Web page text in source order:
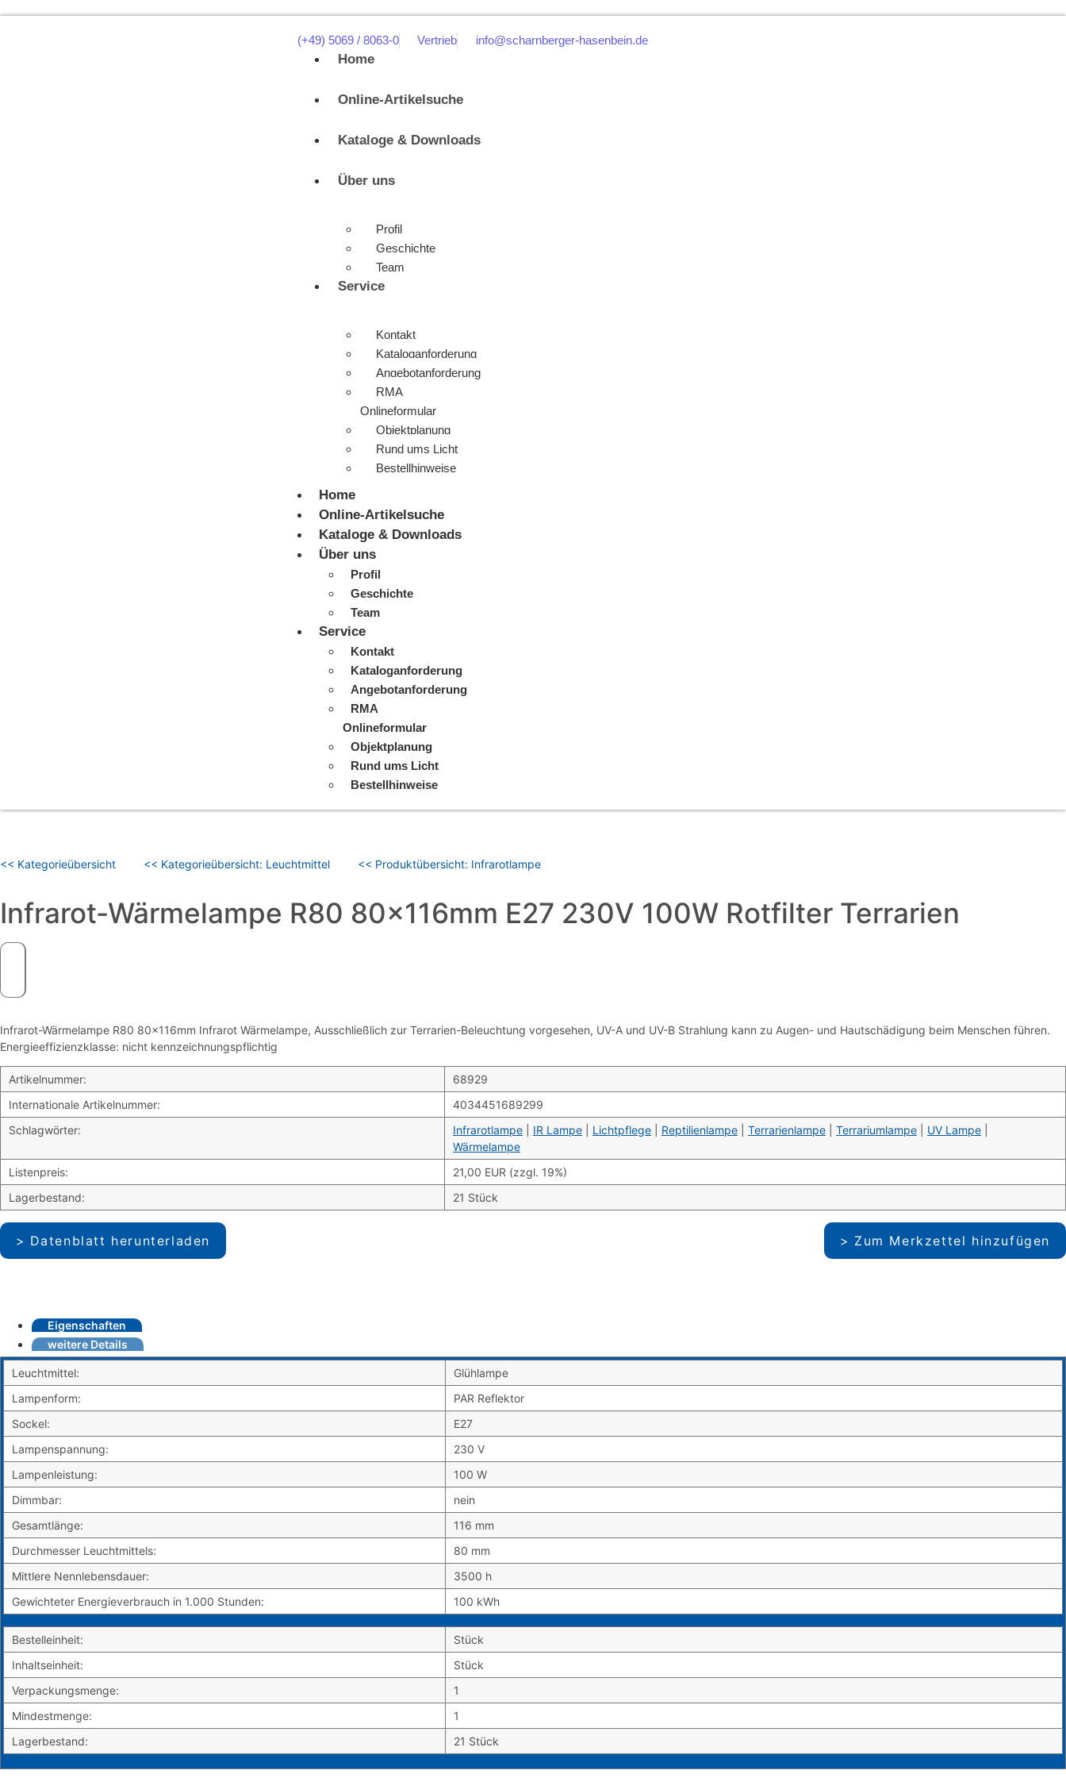
(+49) 5069 / 8063-0 Vertrieb info@scharnberger-hasenbein.de
Home
Online-Artikelsuche
Kataloge & Downloads
Über uns
Profil
Geschichte
Team
Service
Kontakt
Kataloganforderung
Angebotanforderung
RMA
Onlineformular
Objektplanung
Rund ums Licht
Bestellhinweise
Home
Online-Artikelsuche
Kataloge & Downloads
Über uns
Profil
Geschichte
Team
Service
Kontakt
Kataloganforderung
Angebotanforderung
RMA
Onlineformular
Objektplanung
Rund ums Licht
Bestellhinweise
<< Kategorieübersicht << Kategorieübersicht: Leuchtmittel << Produktübersicht: Infrarotlampe
Infrarot-Wärmelampe R80 80x116mm E27 230V 100W Rotfilter Terrarien
Infrarot-Wärmelampe R80 80x116mm Infrarot Wärmelampe, Ausschließlich zur Terrarien-Beleuchtung vorgesehen, UV-A und UV-B Strahlung kann zu Augen- und Hautschädigung beim Menschen führen.
Energieeffizienzklasse: nicht kennzeichnungspflichtig
Artikelnummer:
68929
Internationale Artikelnummer:
4034451689299
Schlagwörter:
Infrarotlampe IR Lampe Lichtpflege Reptilienlampe Terrarienlampe Terrariumlampe UV Lampe
Wärmelampe
Listenpreis:
21,00 EUR (zzgl. 19%)
Lagerbestand:
21 Stück
Datenblatt herunterladen Zum Merkzettel hinzufügen
Eigenschaften
weitere Details
Leuchtmittel:
Glühlampe
Lampenform:
PAR Reflektor
Sockel:
E27
Lampenspannung:
230 V
Lampenleistung:
100 W
Dimmbar:
nein
Gesamtlänge:
116 mm
Durchmesser Leuchtmittels:
80 mm
Mittlere Nennlebensdauer:
3500 h
Gewichteter Energieverbrauch in 1.000 Stunden:
100 kWh
Bestelleinheit:
Stück
Inhaltseinheit:
Stück
Verpackungsmenge:
1
Mindestmenge:
1
Lagerbestand:
21 Stück